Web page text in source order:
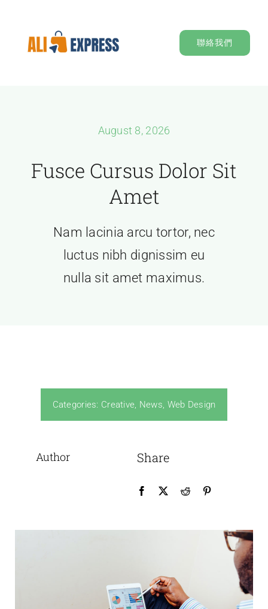
content
聯絡我們
August 8, 2026
Fusce Cursus Dolor Sit
Amet
Nam lacinia arcu tortor, nec
luctus nibh dignissim eu
nulla sit amet maximus.
Categories: Creative, News, Web Design
Author Share